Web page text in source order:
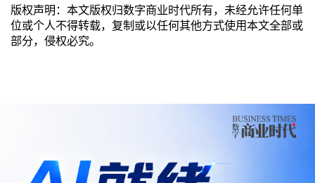
版权声明：本文版权归数字商业时代所有，未经允许任何单
位或个人不得转载，复制或以任何其他方式使用本文全部或
部分，侵权必究。